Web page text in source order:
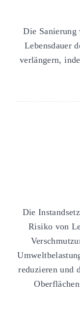
Die Sanierung
Lebensdauer
verlängern,
Die
Risiko von
reduzieren und